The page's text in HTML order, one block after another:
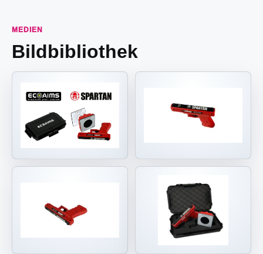
MEDIEN
Bildbibliothek